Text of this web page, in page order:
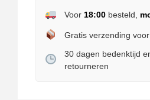
Voor 18:00besteld,
Gratis verzending
30 dagen bedenktijd
retourneren